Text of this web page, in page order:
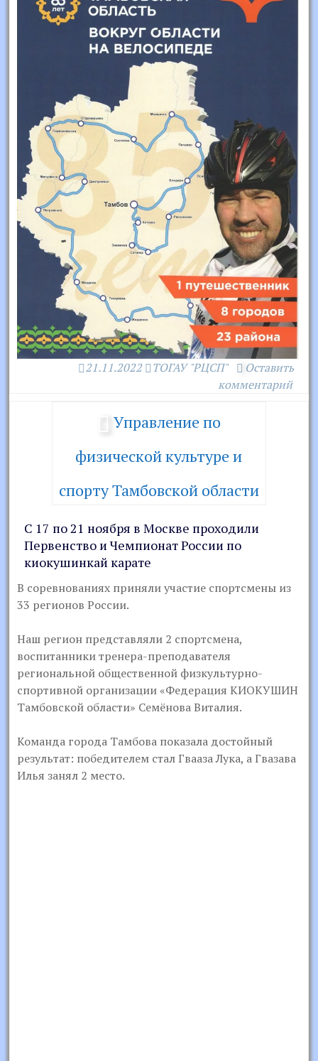
21.11.2022 ТОГАУ "РЦСП"
Оставить
комментарий
Управление по
физической культуре и
спорту Тамбовской области
С 17 по 21 ноября в Москве проходили
Первенство и Чемпионат России по
киокушинкай карате
В соревнованиях приняли участие спортсмены из
33 регионов России.
Наш регион представляли 2 спортсмена,
воспитанники тренера-преподавателя
региональной общественной физкультурно-
спортивной организации «Федерация КИОКУШИН
Тамбовской области» Семёнова Виталия.
Команда города Тамбова показала достойный
результат: победителем стал Гвааза Лука, а Гвазава
Илья занял 2 место.